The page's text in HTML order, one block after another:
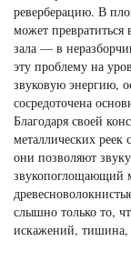
реверберацию. В
может
зала — в
эту проблему на
звуковую энергию,
сосредоточена
Благодаря своей
металлических
они позволяют
звукопоглощающий
слышно только то,
искажений, тишина,